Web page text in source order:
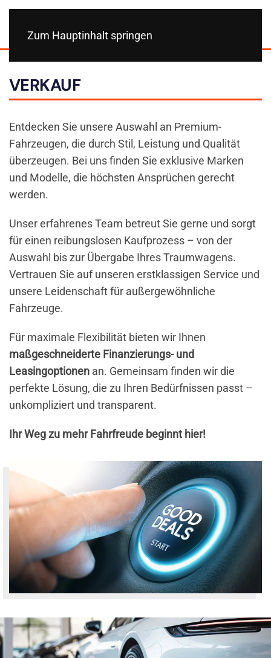
Zum Hauptinhalt springen
VERKAUF
Entdecken Sie unsere Auswahl an Premium-
Fahrzeugen, die durch Stil, Leistung und Qualität
überzeugen. Bei uns finden Sie exklusive Marken
und Modelle, die höchsten Ansprüchen gerecht
werden.
Unser erfahrenes Team betreut Sie gerne und sorgt
für einen reibungslosen Kaufprozess – von der
Auswahl bis zur Übergabe Ihres Traumwagens.
Vertrauen Sie auf unseren erstklassigen Service und
unsere Leidenschaft für außergewöhnliche
Fahrzeuge.
Für maximale Flexibilität bieten wir Ihnen
maßgeschneiderte Finanzierungs- und
Leasingoptionen an. Gemeinsam finden wir die
perfekte Lösung, die zu Ihren Bedürfnissen passt –
unkompliziert und transparent.
Ihr Weg zu mehr Fahrfreude beginnt hier!